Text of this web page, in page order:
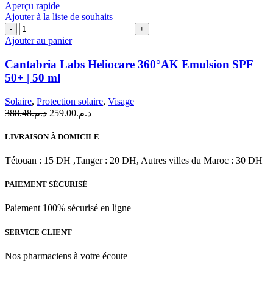
Aperçu rapide
Ajouter à la liste de souhaits
quantité
de
Cantabria
Labs
Heliocare
360°AK
SPF
50+
50
Ajouter au panier
Cantabria Labs Heliocare 360°AK Emulsion SPF
50+ | 50 ml
Solaire, Protection solaire, Visage
د.م.388.48
Le
initial
د.م.259.00
Le
actuel
د.م.259.00.
LIVRAISON À DOMICILE
Tétouan : 15 DH ,Tanger : 20 DH, Autres villes du Maroc : 30 DH
PAIEMENT SÉCURISÉ
Paiement 100% sécurisé en ligne
SERVICE CLIENT
Nos pharmaciens à votre écoute